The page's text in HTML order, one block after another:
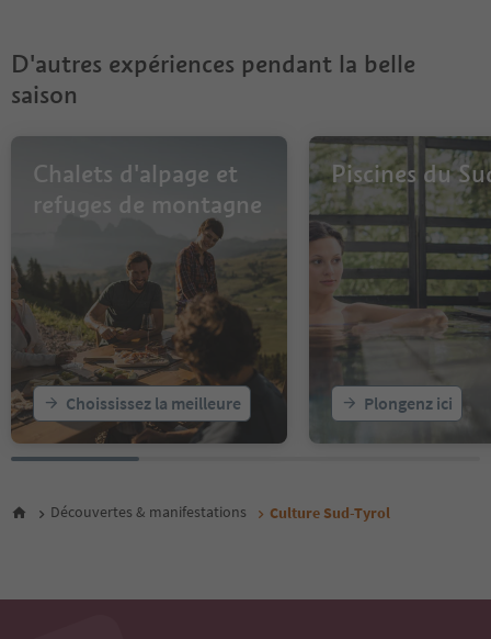
10
11
13
19
20
21
22
25
26
27
28
30
34
D'autres expériences pendant la belle
saison
Chalets d'alpage et
refuges de montagne
Choississez la meilleure
Piscines du
Plongenz ici
Découvertes & manifestations Culture Sud-Tyrol